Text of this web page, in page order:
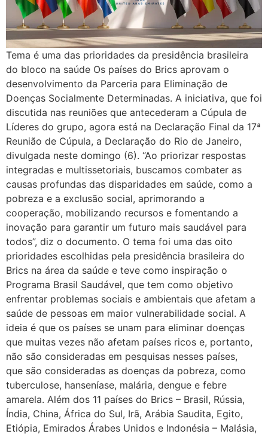
Tema é uma das prioridades da presidência brasileira
do bloco na saúde Os países do Brics aprovam o
desenvolvimento da Parceria para Eliminação de
Doenças Socialmente Determinadas. A iniciativa, que foi
discutida nas reuniões que antecederam a Cúpula de
Líderes do grupo, agora está na Declaração Final da 17ª
Reunião de Cúpula, a Declaração do Rio de Janeiro,
divulgada neste domingo (6). “Ao priorizar respostas
integradas e multissetoriais, buscamos combater as
causas profundas das disparidades em saúde, como a
pobreza e a exclusão social, aprimorando a
cooperação, mobilizando recursos e fomentando a
inovação para garantir um futuro mais saudável para
todos”, diz o documento. O tema foi uma das oito
prioridades escolhidas pela presidência brasileira do
Brics na área da saúde e teve como inspiração o
Programa Brasil Saudável, que tem como objetivo
enfrentar problemas sociais e ambientais que afetam a
saúde de pessoas em maior vulnerabilidade social. A
ideia é que os países se unam para eliminar doenças
que muitas vezes não afetam países ricos e, portanto,
não são consideradas em pesquisas nesses países,
que são consideradas as doenças da pobreza, como
tuberculose, hanseníase, malária, dengue e febre
amarela. Além dos 11 países do Brics – Brasil, Rússia,
Índia, China, África do Sul, Irã, Arábia Saudita, Egito,
Etiópia, Emirados Árabes Unidos e Indonésia – Malásia,